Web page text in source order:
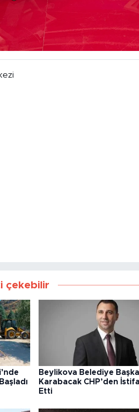
çekebilir
Beylikova Belediye
Karabacak CHP’den İstifa
Etti